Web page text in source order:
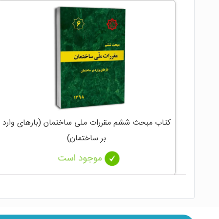
کتاب مبحث ششم مقررات ملی ساختمان (بارهای وارد
بر ساختمان)